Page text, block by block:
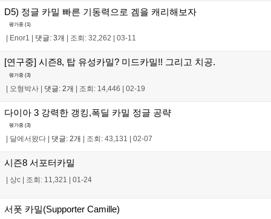
D5) 정글 카밀 빠른 기동력으로 겜을 캐리해보자
평가중 (1)
Enor1 댓글: 3개 조회: 32,262 03-11
[연구중] 시즌8, 탑 유성카밀? 미드카밀!! 그리고 치공.
평가중 (3)
| 오형박사 | 댓글: 2개 | 조회: 14,446 | 02-19
다이아 3 강력한 갱킹,폭딜 카밀 정글 공략
평가중 (3)
달에서왔다 댓글: 2개 조회: 43,131 02-07
시즌8 서포터카밀
상c 조회: 11,321 01-24
서폿 카밀(Supporter Camille)